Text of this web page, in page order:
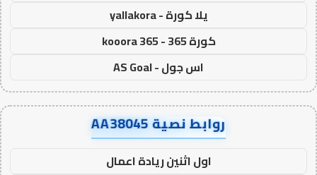
يلا كورة - yallakora
كورة 365 - kooora 365
اس جول - AS Goal
روابط نصية AA38045
اول اثنين ريادة اعمال